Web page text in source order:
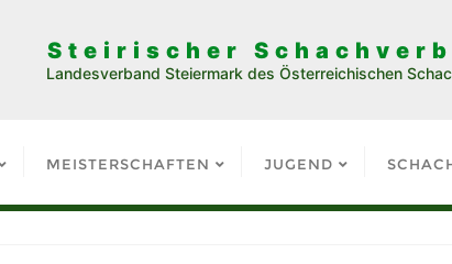
Steirischer
Landesverband Steiermark des Österreichischen
MEISTERSCHAFTEN JUGEND